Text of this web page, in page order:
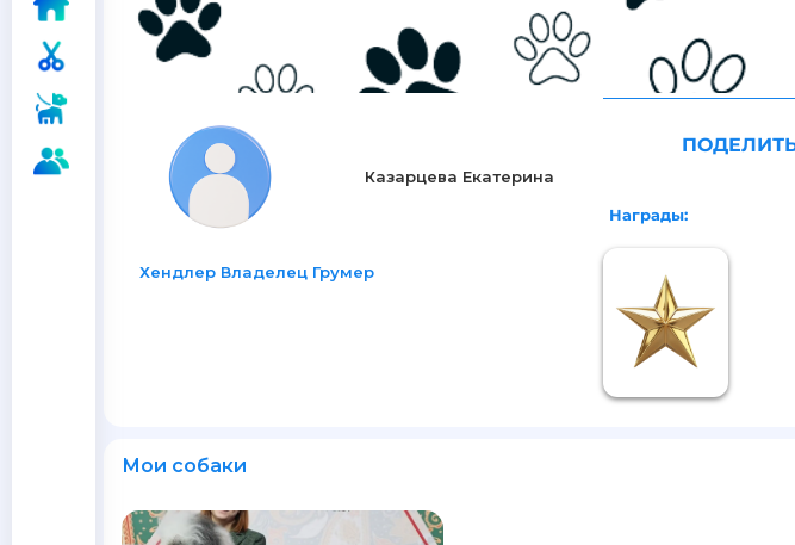
Казарцева Екатерина
Хендлер Владелец Грумер
Награды:
Мои собаки